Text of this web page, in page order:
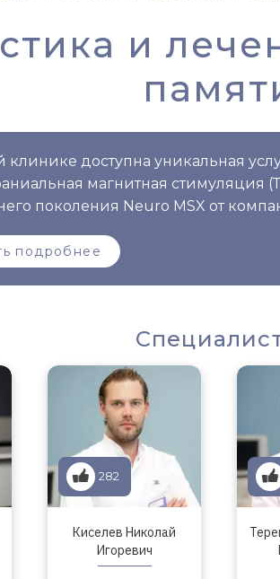
и
клинике доступна уникальная
магнитная стимуляция
поколения Neuro MSX от
подробнее
282
Киселев Николай
Игоревич